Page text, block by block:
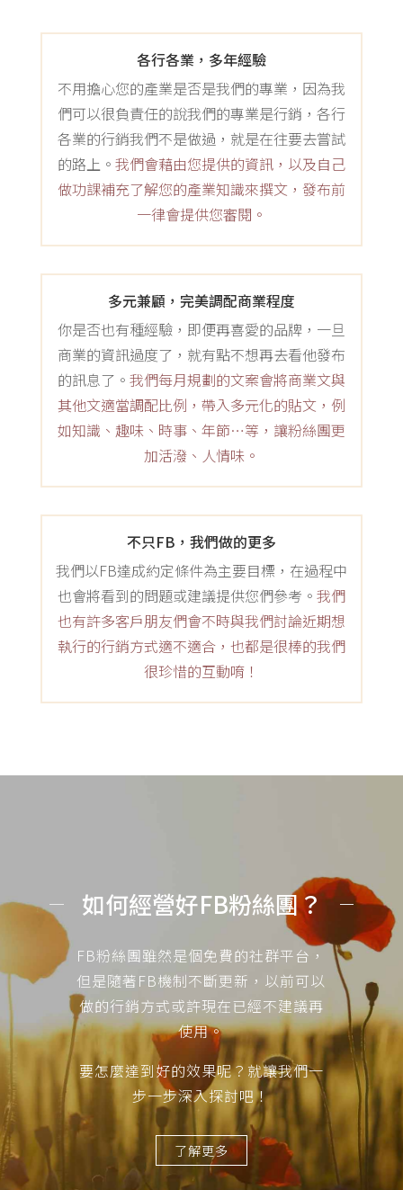
各行各業，多年經驗
不用擔心您的產業是否是我們的專業，因為我
們可以很負責任的說我們的專業是行銷，各行
各業的行銷我們不是做過，就是在往要去嘗試
的路上。 我們會藉由您提供的資訊，以及自己
做功課補充了解您的產業知識來撰文，發布前
一律會提供您審閱。
多元兼顧，完美調配商業程度
你是否也有種經驗，即便再喜愛的品牌，一旦
商業的資訊過度了，就有點不想再去看他發布
的訊息了。 我們每月規劃的文案會將商業文與
其他文適當調配比例，帶入多元化的貼文，例
如知識、趣味、時事、年節…等，讓粉絲團更
加活潑、人情味。
不只FB，我們做的更多
我們以FB達成約定條件為主要目標，在過程中
也會將看到的問題或建議提供您們參考。 我們
也有許多客戶朋友們會不時與我們討論近期想
執行的行銷方式適不適合，也都是很棒的我們
很珍惜的互動唷！
如何經營好FB粉絲團？
FB粉絲團雖然是個免費的社群平台，
但是隨著FB機制不斷更新，以前可以
做的行銷方式或許現在已經不建議再
使用。
要怎麼達到好的效果呢？就讓我們一
步一步深入探討吧！
了解更多